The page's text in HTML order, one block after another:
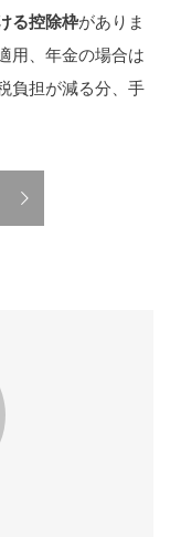
る控除枠がありま
用、年金の場合は
負担が減る分、手